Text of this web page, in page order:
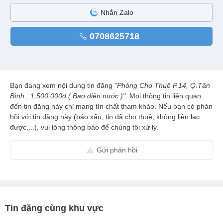
Nhắn Zalo
0708625718
Bạn đang xem nội dung tin đăng "Phòng Cho Thuê P.14, Q.Tân
Bình , 1.500.000đ ( Bao điện nước )". Mọi thông tin liên quan
đến tin đăng này chỉ mang tín chất tham khảo. Nếu bạn có phản
hồi với tin đăng này (báo xấu, tin đã cho thuê, không liên lạc
được,...), vui lòng thông báo để chúng tôi xử lý.
Gửi phản hồi
Tin đăng cùng khu vực